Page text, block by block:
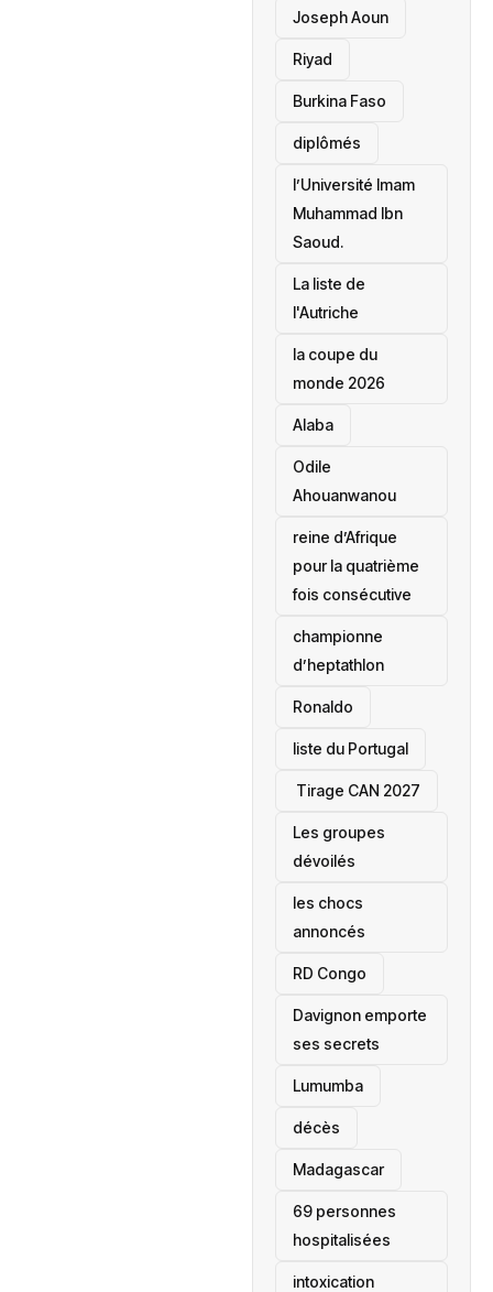
Joseph Aoun
Riyad
Burkina Faso
diplômés
l’Université Imam
Muhammad Ibn
Saoud.
‎La liste de
l'Autriche
la coupe du
monde 2026
Alaba
Odile
Ahouanwanou
reine d’Afrique
pour la quatrième
fois consécutive
championne
d’heptathlon
Ronaldo
liste du Portugal
‎ Tirage CAN 2027
Les groupes
dévoilés
les chocs
annoncés
‎RD Congo
Davignon emporte
ses secrets
Lumumba
décès
‎Madagascar
69 personnes
hospitalisées
intoxication